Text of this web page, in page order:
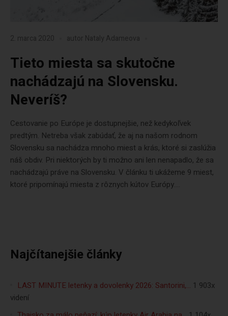
2. marca 2020 autor Nataly Adameova
Tieto miesta sa skutočne
nachádzajú na Slovensku.
Neveríš?
Cestovanie po Európe je dostupnejšie, než kedykoľvek
predtým. Netreba však zabúdať, že aj na našom rodnom
Slovensku sa nachádza mnoho miest a krás, ktoré si zaslúžia
náš obdiv. Pri niektorých by ti možno ani len nenapadlo, že sa
nachádzajú práve na Slovensku. V článku ti ukážeme 9 miest,
ktoré pripomínajú miesta z rôznych kútov Európy....
Najčítanejšie články
LAST MINUTE letenky a dovolenky 2026: Santorini,… 1 903x
videní